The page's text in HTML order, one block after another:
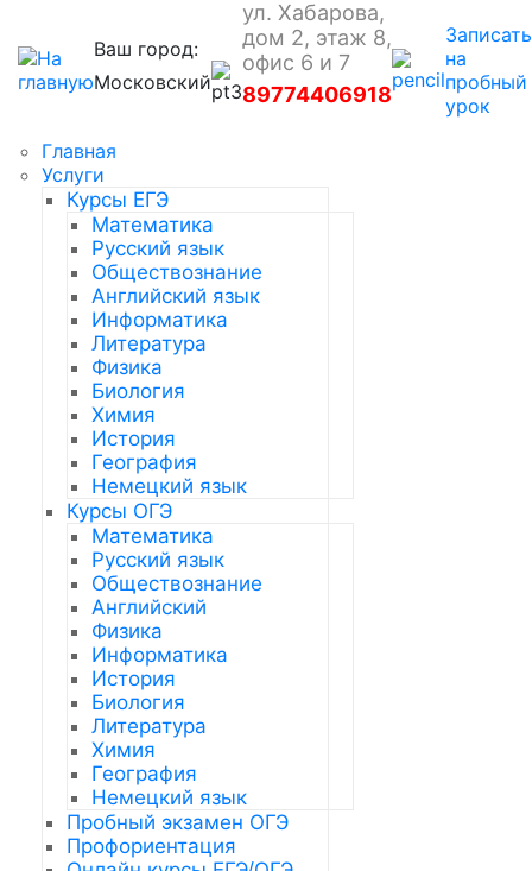
Ваш город:
Московский
ул. Хабарова,
дом 2, этаж 8,
офис 6 и 7
89774406918
на
пробный
урок
Главная
Услуги
Курсы ЕГЭ
Математика
Русский язык
Обществознание
Английский язык
Информатика
Литература
Физика
Биология
Химия
История
География
Немецкий язык
Курсы ОГЭ
Математика
Русский язык
Обществознание
Английский
Физика
Информатика
История
Биология
Литература
Химия
География
Немецкий язык
Пробный экзамен ОГЭ
Профориентация